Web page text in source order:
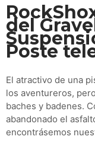
del
Poste
El atractivo de una
los aventureros,
baches y badenes.
abandonado el
encontrásemos